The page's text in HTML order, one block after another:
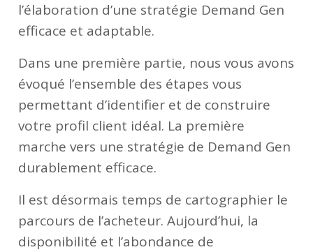
l’élaboration d’une stratégie Demand Gen
efficace et adaptable.
Dans une première partie, nous vous avons
évoqué l’ensemble des étapes vous
permettant d’identifier et de construire
votre profil client idéal. La première
marche vers une stratégie de Demand Gen
durablement efficace.
Il est désormais temps de cartographier le
parcours de l’acheteur. Aujourd’hui, la
disponibilité et l’abondance de